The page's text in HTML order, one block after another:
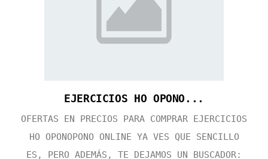
EJERCICIOS HO OPONO...
OFERTAS EN PRECIOS PARA COMPRAR EJERCICIOS
HO OPONOPONO ONLINE YA VES QUE SENCILLO
ES, PERO ADEMÁS, TE DEJAMOS UN BUSCADOR: